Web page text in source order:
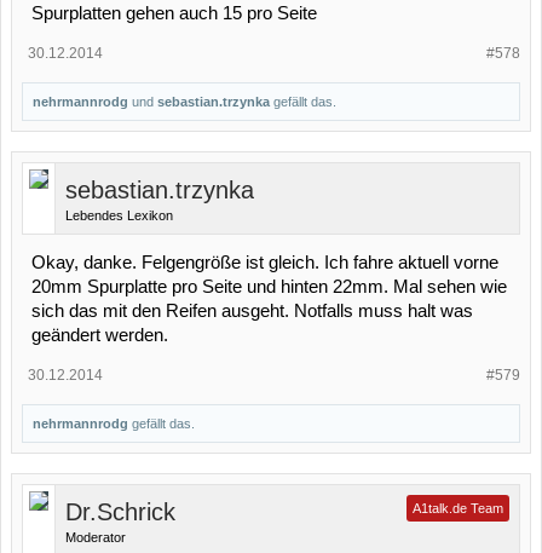
Spurplatten gehen auch 15 pro Seite
#578
30.12.2014
nehrmannrodg und sebastian.trzynka gefällt das.
sebastian.trzynka
Lebendes Lexikon
Okay, danke. Felgengröße ist gleich. Ich fahre aktuell vorne
20mm Spurplatte pro Seite und hinten 22mm. Mal sehen wie
sich das mit den Reifen ausgeht. Notfalls muss halt was
geändert werden.
#579
30.12.2014
nehrmannrodg gefällt das.
Dr.Schrick
Moderator
A1talk.de Team